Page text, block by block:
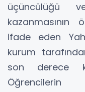
üçüncülüğü
ifade eden
kurum
son derece
Öğrencilerin